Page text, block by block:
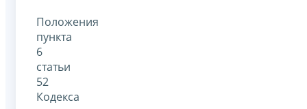
Положения
пункта
6
статьи
52
Кодекса